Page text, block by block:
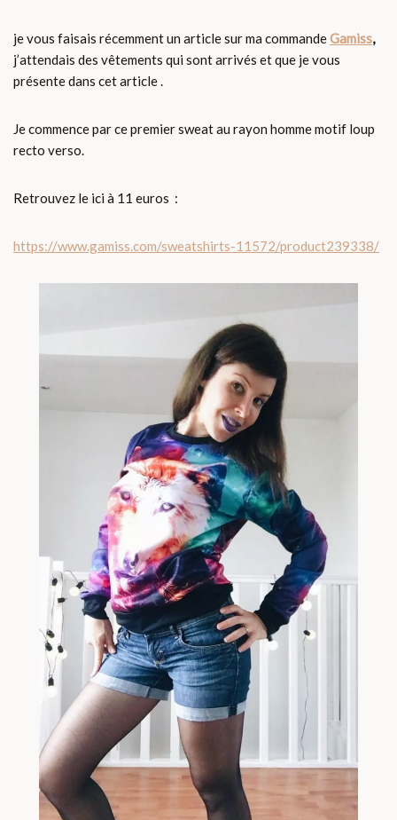
je vous faisais récemment un article sur ma commandeGamiss,
j’attendais des vêtements qui sont arrivés et que je vous
présente dans cet article .
Je commence par ce premier sweat au rayon homme motif loup
recto verso.
Retrouvez le ici à 11 euros :
https://www.gamiss.com/sweatshirts-11572/product239338/